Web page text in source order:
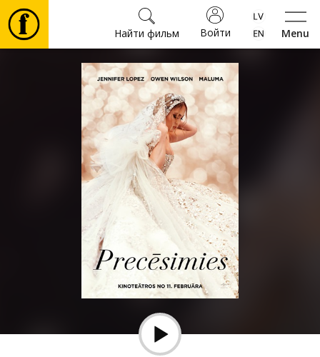
Menu
Войти
Найти фильм
Фильмы
Культура
Мероприятия
Новости